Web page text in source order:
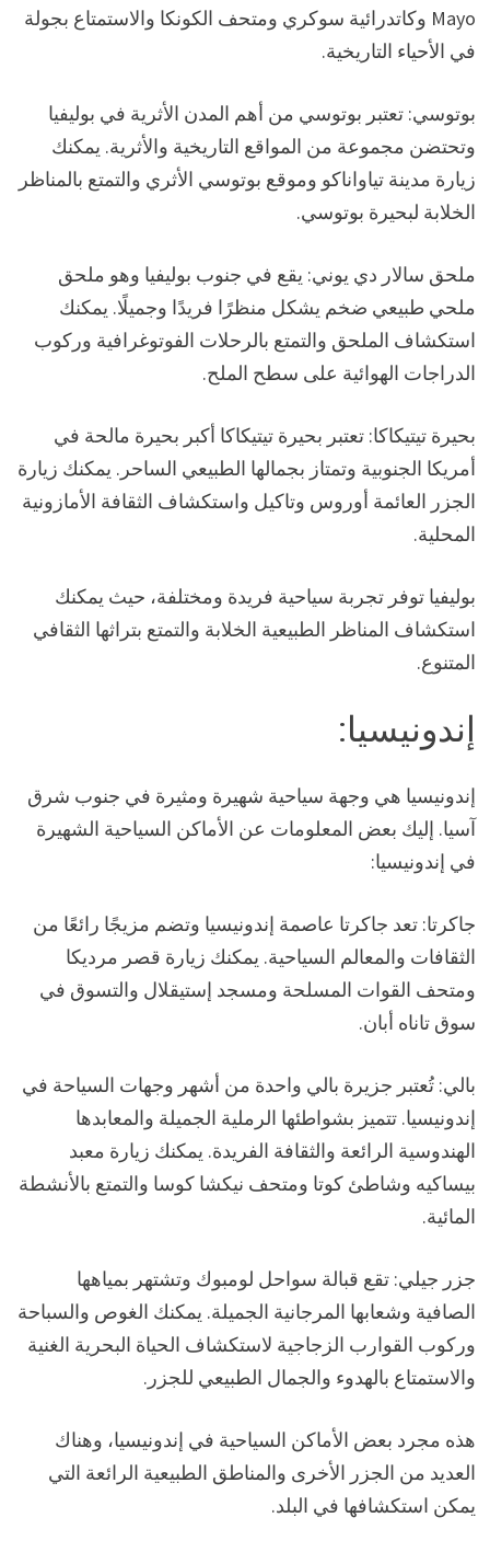
Mayo وكاتدرائية سوكري ومتحف الكونكا والاستمتاع بجولة
في الأحياء التاريخية.
بوتوسي: تعتبر بوتوسي من أهم المدن الأثرية في بوليفيا
وتحتضن مجموعة من المواقع التاريخية والأثرية. يمكنك
زيارة مدينة تياواناكو وموقع بوتوسي الأثري والتمتع بالمناظر
الخلابة لبحيرة بوتوسي.
ملحق سالار دي يوني: يقع في جنوب بوليفيا وهو ملحق
ملحي طبيعي ضخم يشكل منظرًا فريدًا وجميلًا. يمكنك
استكشاف الملحق والتمتع بالرحلات الفوتوغرافية وركوب
الدراجات الهوائية على سطح الملح.
بحيرة تيتيكاكا: تعتبر بحيرة تيتيكاكا أكبر بحيرة مالحة في
أمريكا الجنوبية وتمتاز بجمالها الطبيعي الساحر. يمكنك زيارة
الجزر العائمة أوروس وتاكيل واستكشاف الثقافة الأمازونية
المحلية.
بوليفيا توفر تجربة سياحية فريدة ومختلفة، حيث يمكنك
استكشاف المناظر الطبيعية الخلابة والتمتع بتراثها الثقافي
المتنوع.
إندونيسيا:
إندونيسيا هي وجهة سياحية شهيرة ومثيرة في جنوب شرق
آسيا. إليك بعض المعلومات عن الأماكن السياحية الشهيرة
في إندونيسيا:
جاكرتا: تعد جاكرتا عاصمة إندونيسيا وتضم مزيجًا رائعًا من
الثقافات والمعالم السياحية. يمكنك زيارة قصر مرديكا
ومتحف القوات المسلحة ومسجد إستيقلال والتسوق في
سوق تاناه أبان.
بالي: تُعتبر جزيرة بالي واحدة من أشهر وجهات السياحة في
إندونيسيا. تتميز بشواطئها الرملية الجميلة والمعابدها
الهندوسية الرائعة والثقافة الفريدة. يمكنك زيارة معبد
بيساكيه وشاطئ كوتا ومتحف نيكشا كوسا والتمتع بالأنشطة
المائية.
جزر جيلي: تقع قبالة سواحل لومبوك وتشتهر بمياهها
الصافية وشعابها المرجانية الجميلة. يمكنك الغوص والسباحة
وركوب القوارب الزجاجية لاستكشاف الحياة البحرية الغنية
والاستمتاع بالهدوء والجمال الطبيعي للجزر.
هذه مجرد بعض الأماكن السياحية في إندونيسيا، وهناك
العديد من الجزر الأخرى والمناطق الطبيعية الرائعة التي
يمكن استكشافها في البلد.